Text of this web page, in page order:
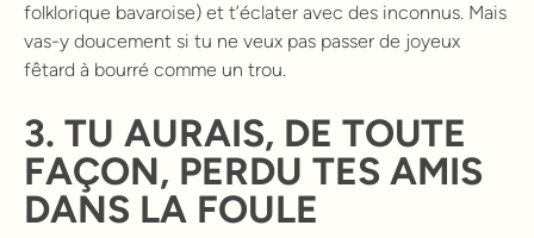
folklorique bavaroise) et t’éclater avec des inconnus. Mais
vas-y doucement si tu ne veux pas passer de joyeux
fêtard à bourré comme un trou.
3. TU AURAIS, DE TOUTE
FAÇON, PERDU TES AMIS
DANS LA FOULE